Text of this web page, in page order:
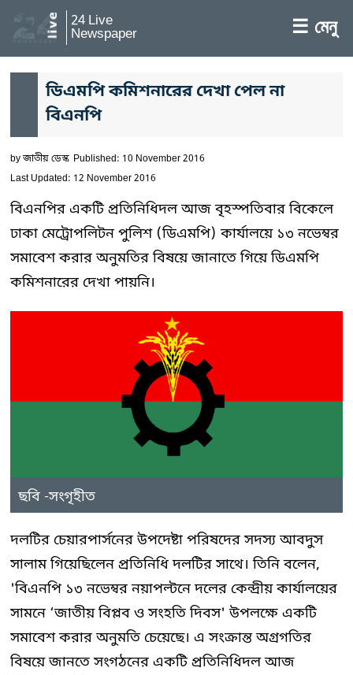
24 Live
Newspaper ☰ মেনু
ডিএমপি কমিশনারের দেখা পেল না
বিএনপি
byজাতীয় ডেস্ক Published: 10 November 2016
Last Updated: 12 November 2016
বিএনপির একটি প্রতিনিধিদল আজ বৃহস্পতিবার বিকেলে
ঢাকা মেট্রোপলিটন পুলিশ (ডিএমপি) কার্যালয়ে ১৩ নভেম্বর
সমাবেশ করার অনুমতির বিষয়ে জানাতে গিয়ে ডিএমপি
কমিশনারের দেখা পায়নি।
ছবি -সংগৃহীত
দলটির চেয়ারপার্সনের উপদেষ্টা পরিষদের সদস্য আবদুস
সালাম গিয়েছিলেন প্রতিনিধি দলটির সাথে। তিনি বলেন,
'বিএনপি ১৩ নভেম্বর নয়াপল্টনে দলের কেন্দ্রীয় কার্যালয়ের
সামনে ‘জাতীয় বিপ্লব ও সংহতি দিবস' উপলক্ষে একটি
সমাবেশ করার অনুমতি চেয়েছে। এ সংক্রান্ত অগ্রগতির
বিষয়ে জানতে সংগঠনের একটি প্রতিনিধিদল আজ